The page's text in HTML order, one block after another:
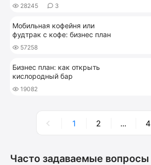
28245 3
Мобильная кофейня или
фудтрак с кофе: бизнес план
57258
Бизнес план: как открыть
кислородный бар
19082
1 2 ... 4
Часто задаваемые вопросы